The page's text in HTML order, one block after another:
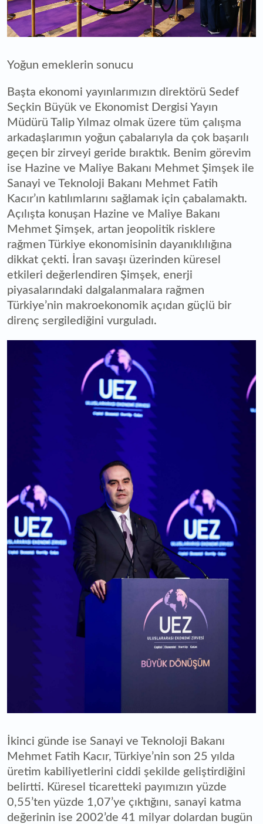
Yoğun emeklerin sonucu
Başta ekonomi yayınlarımızın direktörü Sedef
Seçkin Büyük ve Ekonomist Dergisi Yayın
Müdürü Talip Yılmaz olmak üzere tüm çalışma
arkadaşlarımın yoğun çabalarıyla da çok başarılı
geçen bir zirveyi geride bıraktık. Benim görevim
ise Hazine ve Maliye Bakanı Mehmet Şimşek ile
Sanayi ve Teknoloji Bakanı Mehmet Fatih
Kacır’ın katılımlarını sağlamak için çabalamaktı.
Açılışta konuşan Hazine ve Maliye Bakanı
Mehmet Şimşek, artan jeopolitik risklere
rağmen Türkiye ekonomisinin dayanıklılığına
dikkat çekti. İran savaşı üzerinden küresel
etkileri değerlendiren Şimşek, enerji
piyasalarındaki dalgalanmalara rağmen
Türkiye’nin makroekonomik açıdan güçlü bir
direnç sergilediğini vurguladı.
İkinci günde ise Sanayi ve Teknoloji Bakanı
Mehmet Fatih Kacır, Türkiye’nin son 25 yılda
üretim kabiliyetlerini ciddi şekilde geliştirdiğini
belirtti. Küresel ticaretteki payımızın yüzde
0,55’ten yüzde 1,07’ye çıktığını, sanayi katma
değerinin ise 2002’de 41 milyar dolardan bugün